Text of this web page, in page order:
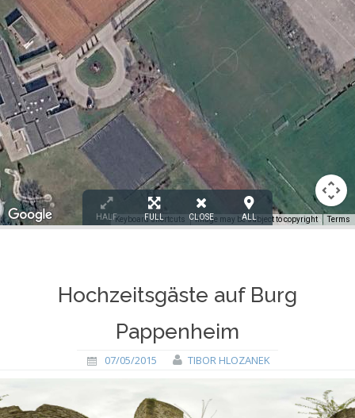
Keyboard shortcuts Image may be subject to copyright Terms
HALF FULL CLOSE ALL
Hochzeitsgäste auf Burg
Pappenheim
07/05/2015 TIBOR HLOZANEK